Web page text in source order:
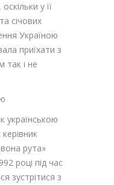
у її
січових
Україною
приїхати з
так і не
українською
рута»
році під час
зустрітися з